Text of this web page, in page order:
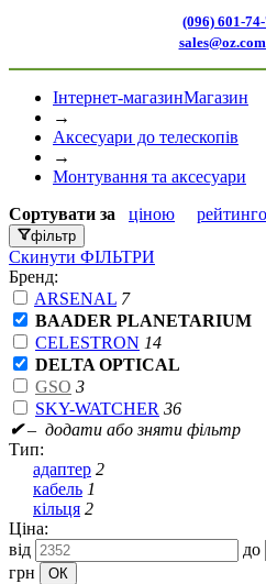
(096) 601-
Інтернет-магазинМагазин
→
Аксесуари до телескопів
→
Монтування та аксесуари
Сортувати за ціною
фільтр
Скинути ФІЛЬТРИ
Бренд:
ARSENAL 7
BAADER PLANETARIUM
CELESTRON 14
DELTA OPTICAL
GSO 3
SKY-WATCHER 36
✔– додати або зняти фільтр
Тип:
адаптер 2
кабель 1
кільця 2
Ціна:
від
до
грн